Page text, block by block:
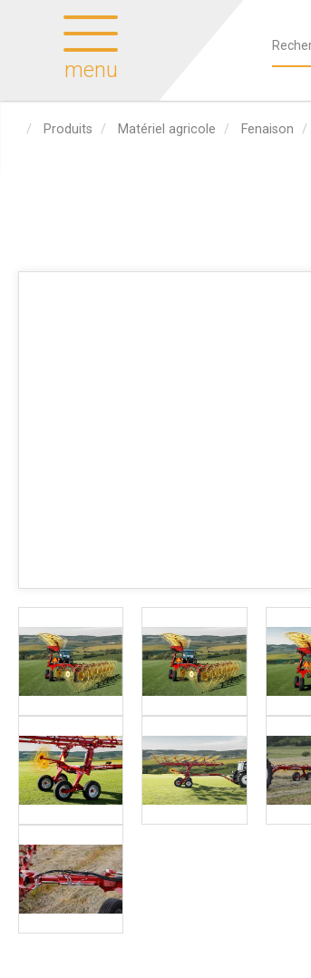
menu
Produits Matériel agricole Fenaison